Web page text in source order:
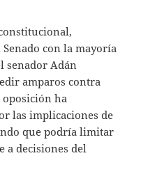
con la mayoría
senador Adán
amparos contra
ha
las implicaciones de
que podría limitar
a decisiones del